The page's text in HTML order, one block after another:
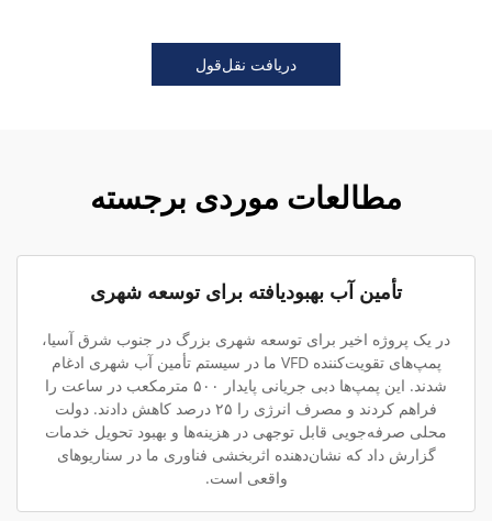
دریافت نقل‌قول
مطالعات موردی برجسته
تأمین آب بهبودیافته برای توسعه شهری
در یک پروژه اخیر برای توسعه شهری بزرگ در جنوب شرق آسیا،
پمپ‌های تقویت‌کننده VFD ما در سیستم تأمین آب شهری ادغام
شدند. این پمپ‌ها دبی جریانی پایدار ۵۰۰ مترمکعب در ساعت را
فراهم کردند و مصرف انرژی را ۲۵ درصد کاهش دادند. دولت
محلی صرفه‌جویی قابل توجهی در هزینه‌ها و بهبود تحویل خدمات
گزارش داد که نشان‌دهنده اثربخشی فناوری ما در سناریوهای
واقعی است.